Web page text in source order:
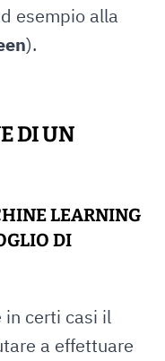
esempio alla
).
DI UN
LEARNING
DI
in certi casi il
a effettuare